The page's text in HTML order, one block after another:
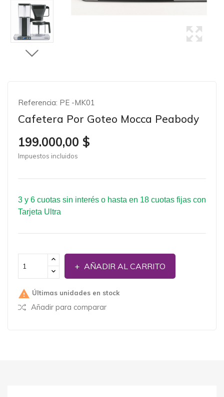
Referencia: PE -MK01
Cafetera Por Goteo Mocca Peabody
199.000,00 $
Impuestos incluidos
3 y 6 cuotas sin interés o hasta en 18 cuotas fijas con
Tarjeta Ultra
AÑADIR AL CARRITO
 Últimas unidades en stock
Añadir para comparar